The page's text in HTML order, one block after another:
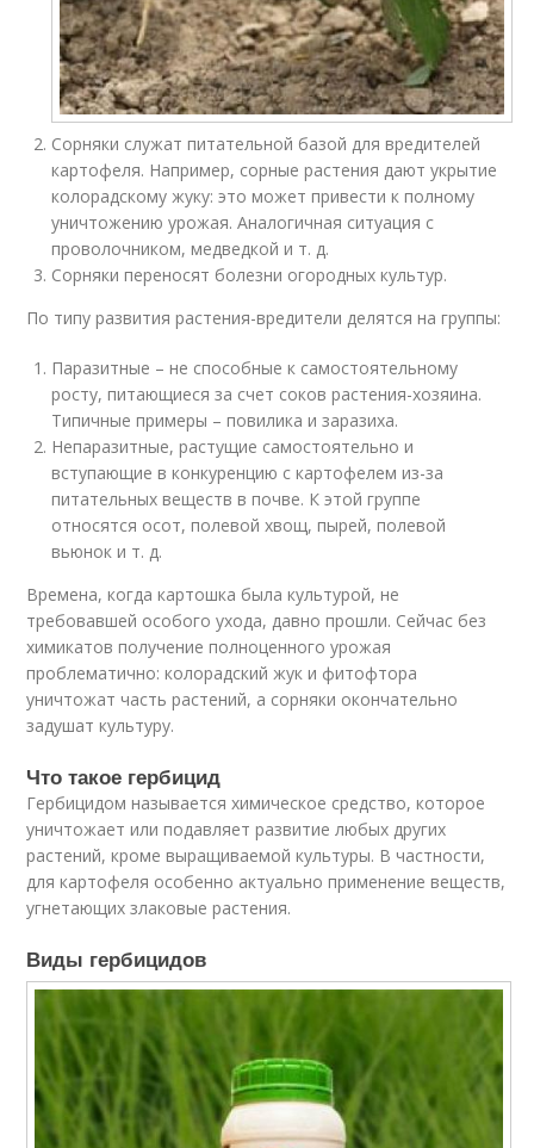
Сорняки служат питательной базой для вредителей
картофеля. Например, сорные растения дают укрытие
колорадскому жуку: это может привести к полному
уничтожению урожая. Аналогичная ситуация с
проволочником, медведкой и т. д.
Сорняки переносят болезни огородных культур.
По типу развития растения-вредители делятся на группы:
Паразитные – не способные к самостоятельному
росту, питающиеся за счет соков растения-хозяина.
Типичные примеры – повилика и заразиха.
Непаразитные, растущие самостоятельно и
вступающие в конкуренцию с картофелем из-за
питательных веществ в почве. К этой группе
относятся осот, полевой хвощ, пырей, полевой
вьюнок и т. д.
Времена, когда картошка была культурой, не
требовавшей особого ухода, давно прошли. Сейчас без
химикатов получение полноценного урожая
проблематично: колорадский жук и фитофтора
уничтожат часть растений, а сорняки окончательно
задушат культуру.
Что такое гербицид
Гербицидом называется химическое средство, которое
уничтожает или подавляет развитие любых других
растений, кроме выращиваемой культуры. В частности,
для картофеля особенно актуально применение веществ,
угнетающих злаковые растения.
Виды гербицидов